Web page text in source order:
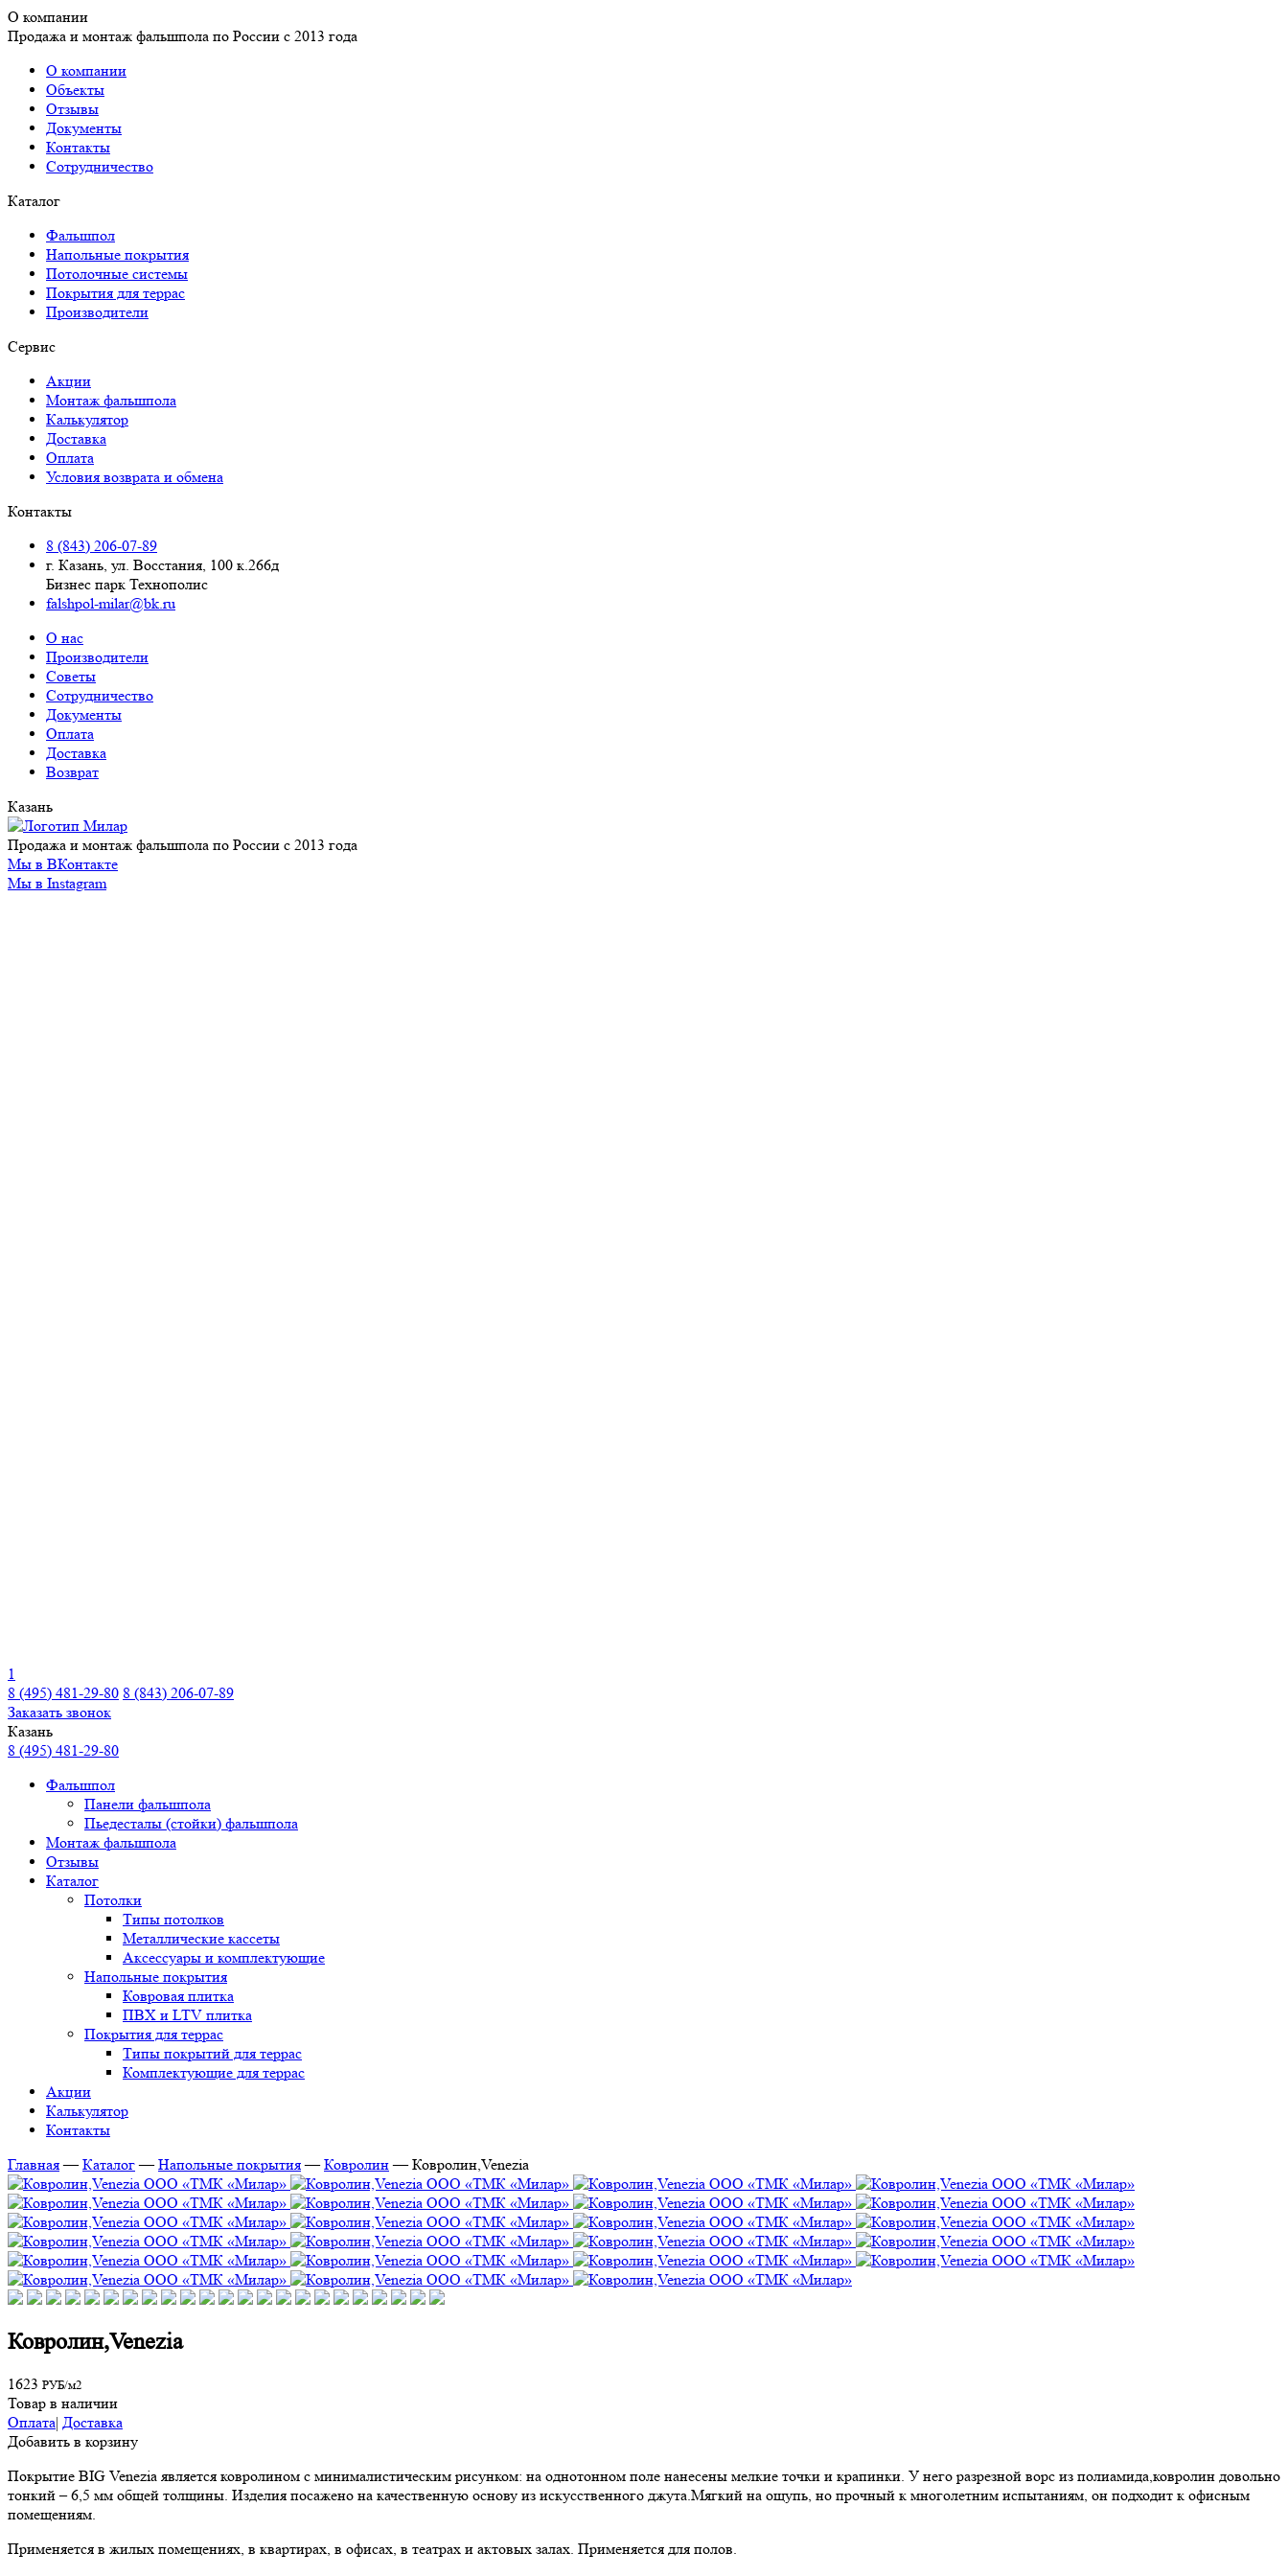
О компании
Продажа и монтаж фальшпола по России с 2013 года
О компании
Объекты
Отзывы
Документы
Контакты
Сотрудничество
Каталог
Фальшпол
Напольные покрытия
Потолочные системы
Покрытия для террас
Производители
Сервис
Акции
Монтаж фальшпола
Калькулятор
Доставка
Оплата
Условия возврата и обмена
Контакты
8 (843) 206-07-89
г. Казань, ул. Восстания, 100 к.266д
Бизнес парк Технополис
falshpol-milar@bk.ru
О нас
Производители
Советы
Сотрудничество
Документы
Оплата
Доставка
Возврат
Казань
Продажа и монтаж фальшпола по России с 2013 года
Мы в ВКонтакте
Мы в Instagram
1
8 (495) 481-29-80 8 (843) 206-07-89
Заказать звонок
Казань
8 (495) 481-29-80
Фальшпол
Панели фальшпола
Пьедесталы (стойки) фальшпола
Монтаж фальшпола
Отзывы
Каталог
Потолки
Типы потолков
Металлические кассеты
Аксессуары и комплектующие
Напольные покрытия
Ковровая плитка
ПВХ и LTV плитка
Покрытия для террас
Типы покрытий для террас
Комплектующие для террас
Акции
Калькулятор
Контакты
Главная — Каталог — Напольные покрытия — Ковролин — Ковролин,Venezia
Ковролин,Venezia
1623 РУБ/м2
Товар в наличии
Оплата| Доставка
Добавить в корзину
Покрытие BIG Venezia является ковролином с минималистическим рисунком: на однотонном поле нанесены мелкие точки и крапинки. У него разрезной ворс из полиамида,ковролин довольно
тонкий – 6,5 мм общей толщины. Изделия посажено на качественную основу из искусственного джута.Мягкий на ощупь, но прочный к многолетним испытаниям, он подходит к офисным
помещениям.
Применяется в жилых помещениях, в квартирах, в офисах, в театрах и актовых залах. Применяется для полов.